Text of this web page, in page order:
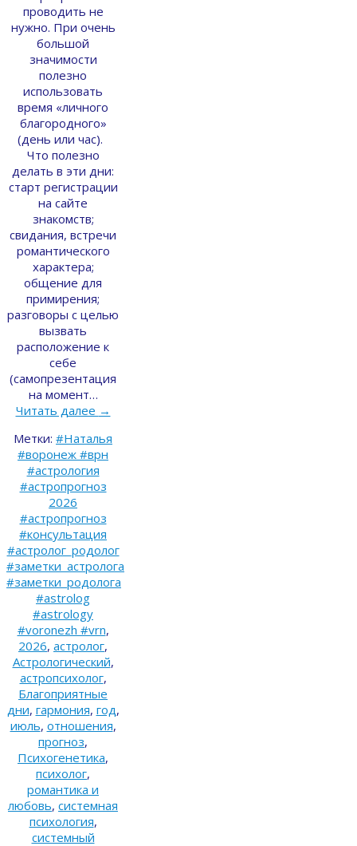
проводить не
нужно. При очень
большой
значимости
полезно
использовать
время «личного
благородного»
(день или час).
Что полезно
делать в эти дни:
старт регистрации
на сайте
знакомств;
свидания, встречи
романтического
характера;
общение для
примирения;
разговоры с целью
вызвать
расположение к
себе
(самопрезентация
на момент…
Читать далее →
Метки: #Наталья
#воронеж #врн
#астрология
#астропрогноз
2026
#астропрогноз
#консультация
#астролог_родолог
#заметки_астролога
#заметки_родолога
#astrolog
#astrology
#voronezh #vrn,
2026, астролог,
Астрологический,
астропсихолог,
Благоприятные
дни, гармония, год,
июль, отношения,
прогноз,
Психогенетика,
психолог,
романтика и
любовь, системная
психология,
системный